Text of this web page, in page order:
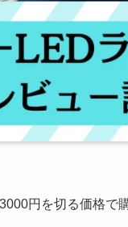
円を切る価格で